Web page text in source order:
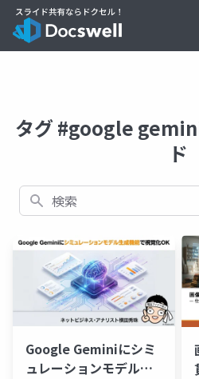
タグ #google
ド
検索
Google Geminiにシミ
ュレーションモデル生